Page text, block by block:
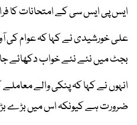
ایس پی ایس سی کے امتحانات کا
علی خورشیدی نے کہا کہ عوام کی
بجٹ میں نئے نئے خواب دکھائے
انہوں نے کہا کہ پنکی والے
ضرورت ہے کیونکہ اس میں بڑے